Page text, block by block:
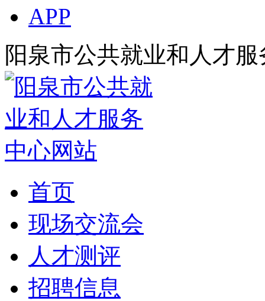
APP
阳泉市公共就业和人才
首页
现场交流会
人才测评
招聘信息